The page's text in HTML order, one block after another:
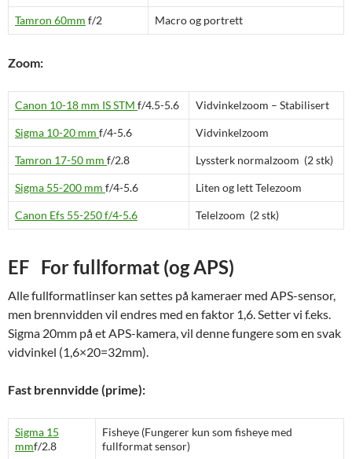
Tamron 60mm f/2 Macro og portrett
Zoom:
Canon 10-18 mm IS STM f/4.5-5.6 Vidvinkelzoom – Stabilisert
Sigma 10-20 mm f/4-5.6 Vidvinkelzoom
Tamron 17-50 mm f/2.8 Lyssterk normalzoom (2 stk)
Sigma 55-200 mm f/4-5.6 Liten og lett Telezoom
Canon Efs 55-250 f/4-5.6 Telelzoom (2 stk)
EF For fullformat (og APS)
Alle fullformatlinser kan settes på kameraer med APS-sensor,
men brennvidden vil endres med en faktor 1,6. Setter vi f.eks.
Sigma 20mm på et APS-kamera, vil denne fungere som en svak
vidvinkel (1,6×20=32mm).
Fast brennvidde (prime):
Sigma 15
mmf/2.8
Fisheye (Fungerer kun som fisheye med
fullformat sensor)